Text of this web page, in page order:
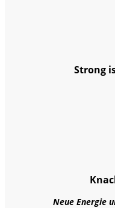
Strong
Neue Energie